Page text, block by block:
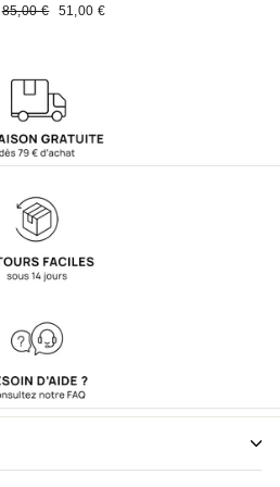
Prix
85,00 €
Prix
51,00 €